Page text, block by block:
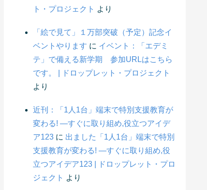
ト・プロジェクト より
「絵で見て」１万部突破（予定）記念イ
ベントやります に イベント：「エデミ
テ」で備える新学期 参加URLはこちら
です。 | ドロップレット・プロジェクト
より
近刊：「1人1台」端末で特別支援教育が
変わる! ―すぐに取り組め,役立つアイデ
ア123 に 出ました「1人1台」端末で特別
支援教育が変わる! ―すぐに取り組め,役
立つアイデア123 | ドロップレット・プロ
ジェクト より